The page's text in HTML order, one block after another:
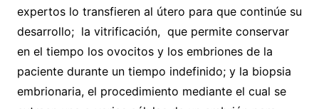
expertos lo transfieren al útero para que continúe su
desarrollo; la vitrificación, que permite conservar
en el tiempo los ovocitos y los embriones de la
paciente durante un tiempo indefinido; y la biopsia
embrionaria, el procedimiento mediante el cual se